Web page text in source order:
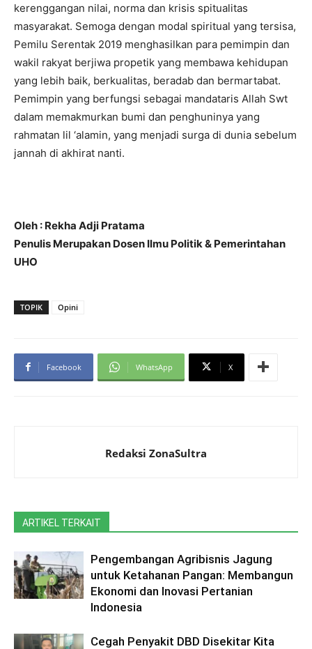
kerenggangan nilai, norma dan krisis spitualitas
masyarakat. Semoga dengan modal spiritual yang tersisa,
Pemilu Serentak 2019 menghasilkan para pemimpin dan
wakil rakyat berjiwa propetik yang membawa kehidupan
yang lebih baik, berkualitas, beradab dan bermartabat.
Pemimpin yang berfungsi sebagai mandataris Allah Swt
dalam memakmurkan bumi dan penghuninya yang
rahmatan lil ‘alamin, yang menjadi surga di dunia sebelum
jannah di akhirat nanti.
Oleh : Rekha Adji Pratama
Penulis Merupakan Dosen Ilmu Politik & Pemerintahan
UHO
TOPIK Opini
Facebook WhatsApp X
Redaksi ZonaSultra
ARTIKEL TERKAIT
Pengembangan Agribisnis Jagung
untuk Ketahanan Pangan: Membangun
Ekonomi dan Inovasi Pertanian
Indonesia
Cegah Penyakit DBD Disekitar Kita